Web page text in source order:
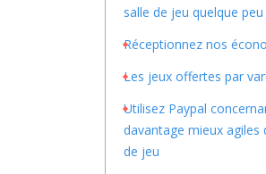
salle de jeu quelque
Réceptionnez nos
Les jeux offertes par
Utilisez Paypal
davantage mieux agiles
de jeu